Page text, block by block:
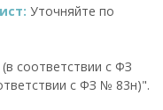
Уточняйте по
соответствии с ФЗ
с ФЗ № 83н)".